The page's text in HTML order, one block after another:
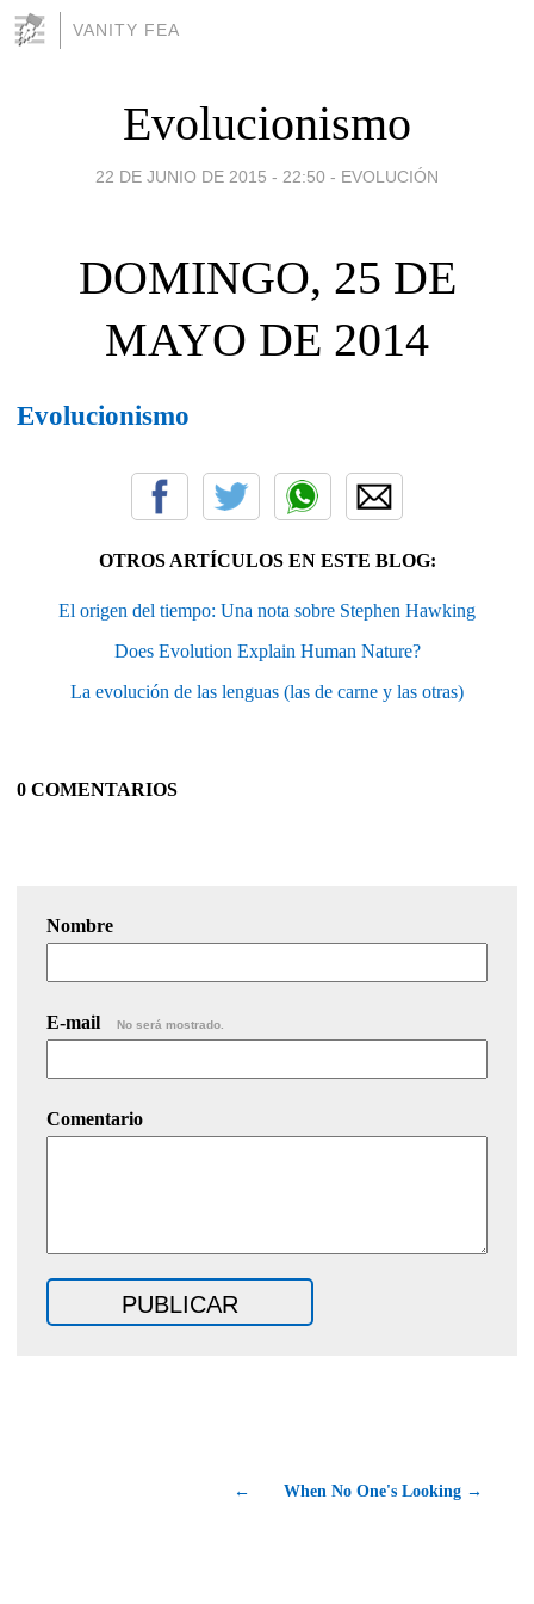
VANITY FEA
Evolucionismo
22 DE JUNIO DE 2015 - 22:50 - EVOLUCIÓN
DOMINGO, 25 DE
MAYO DE 2014
Evolucionismo
OTROS ARTÍCULOS EN ESTE BLOG:
El origen del tiempo: Una nota sobre Stephen Hawking
Does Evolution Explain Human Nature?
La evolución de las lenguas (las de carne y las otras)
0 COMENTARIOS
Nombre
E-mail No será mostrado.
Comentario
← When No One's Looking →